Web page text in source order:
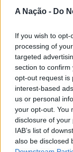
A Nação - Do
If you wish to
processing of
targeted
section to
opt-out request is
interest-based
us or personal
your opt-out. You
disclosure of
IAB’s list of
also be disclosed
ténis.
Apesar das
como Casper
Fokina
apresentou um
liderado pelo
série, pelo
Alejandro
Um dos
também o
integrado na
Castelo
promete
“motores
português
Publicado 1
Por
Ígor